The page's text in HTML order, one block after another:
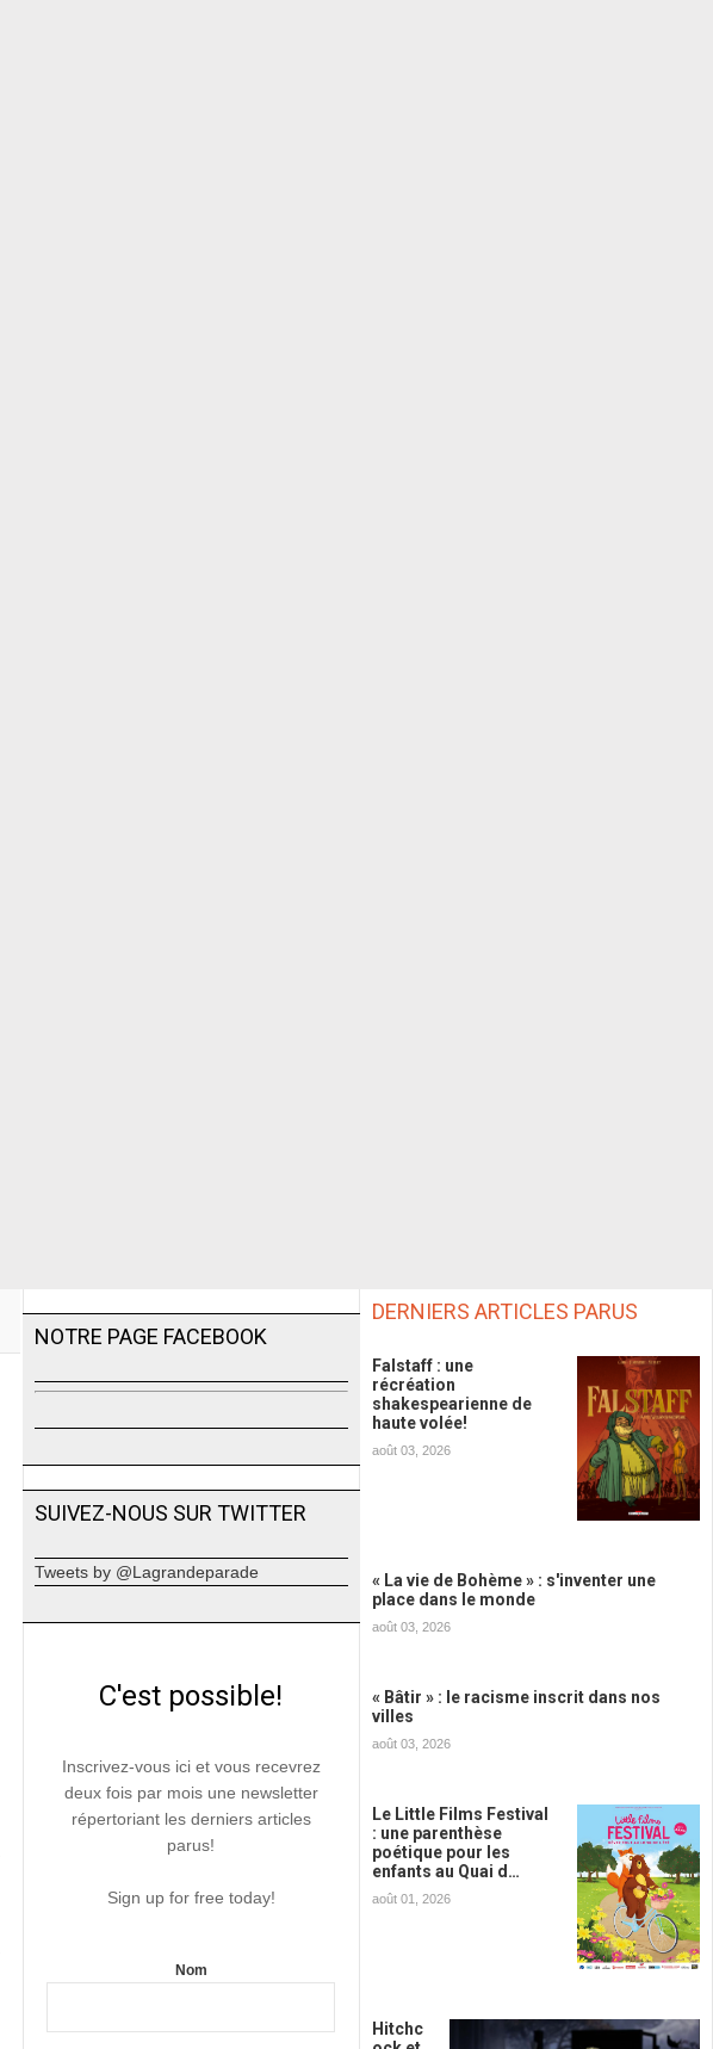
NOTRE PAGE FACEBOOK
SUIVEZ-NOUS SUR TWITTER
Tweets by @Lagrandeparade
C'est possible!
Inscrivez-vous ici et vous recevrez
deux fois par mois une newsletter
répertoriant les derniers articles
parus!
Sign up for free today!
Nom
DERNIERS ARTICLES PARUS
Falstaff : une
récréation
shakespearienne de
haute volée!
août 03, 2026
« La vie de Bohème » : s'inventer une
place dans le monde
août 03, 2026
« Bâtir » : le racisme inscrit dans nos
villes
août 03, 2026
Le Little Films Festival
: une parenthèse
poétique pour les
enfants au Quai d…
août 01, 2026
Hitchc